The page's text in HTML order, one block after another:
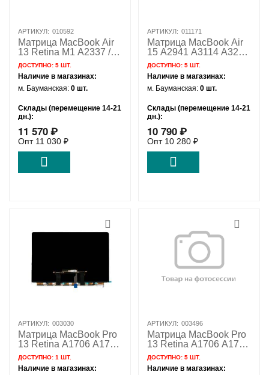
АРТИКУЛ: 010592
Матрица MacBook Air
13 Retina M1 A2337 /
LG Orig
ДОСТУПНО:5 ШТ.
Наличие в магазинах:
м. Бауманская:0 шт.
Склады (перемещение 14-21
дн.):
Удаленный склад:
11 570₽
Опт 11 030 ₽
АРТИКУЛ: 011171
Матрица MacBook Air
15 A2941 A3114 A3241
/ LG 820-03340-01
ДОСТУПНО:5 ШТ.
Наличие в магазинах:
м. Бауманская:0 шт.
Склады (перемещение 14-21
дн.):
Удаленный склад:
10 790₽
Опт 10 280 ₽
АРТИКУЛ: 003030
Матрица MacBook Pro
13 Retina A1706 A1708
/ AAA
ДОСТУПНО:1 ШТ.
Наличие в магазинах:
АРТИКУЛ: 003496
Матрица MacBook Pro
13 Retina A1706 A1708
/ OEM
ДОСТУПНО:5 ШТ.
Наличие в магазинах: